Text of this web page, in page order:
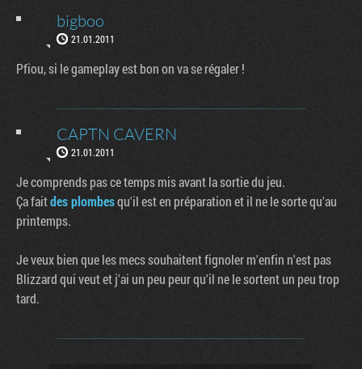
bigboo
21.01.2011
Pfiou, si le gameplay est bon on va se régaler !
CAPTN CAVERN
21.01.2011
Je comprends pas ce temps mis avant la sortie du jeu.
Ça faitdes plombesqu'il est en préparation et il ne le sorte qu'au
printemps.
Je veux bien que les mecs souhaitent fignoler m'enfin n'est pas
Blizzard qui veut et j'ai un peu peur qu'il ne le sortent un peu trop
tard.